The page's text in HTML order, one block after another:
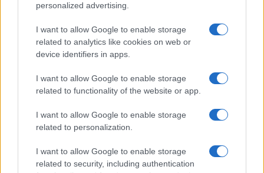
personalized advertising.
I want to allow Google to enable storage
related to analytics like cookies on web or
device identifiers in apps.
I want to allow Google to enable storage
related to functionality of the website or app.
I want to allow Google to enable storage
related to personalization.
I want to allow Google to enable storage
related to security, including authentication
Para señalar a la redacción de cualquier error en el uso del material
la retirada del material que atenta contra los derechos de terceros.
Copyright © 2024 | Actualidad.es - Publicado en España porAdHub
- Numero REA 2729933 - Todos los derechos reservados.
Contacto-Politica de cookies-Política de privacidad-
Todos los contenidos se han realizado de forma híbrida por una
tecnología con Inteligencia Artificial y por creadores independientes
Italia